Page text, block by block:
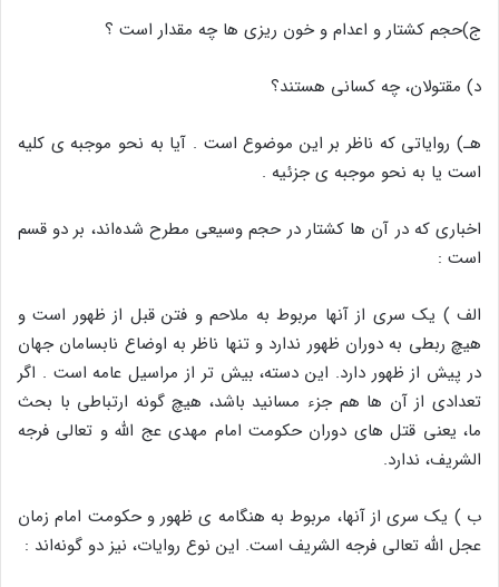
ج)حجم کشتار و اعدام و خون ریزی ها چه مقدار است ؟
د) مقتولان، چه کسانی هستند؟
هـ) روایاتی که ناظر بر این موضوع است . آیا به نحو موجبه ی کلیه
است یا به نحو موجبه ی جزئیه .
اخباری که در آن ها کشتار در حجم وسیعی مطرح شده‌اند، بر دو قسم
است :
الف ) یک سری از ‌آنها مربوط به ملاحم و فتن قبل از ظهور است و
هیچ ربطی به دوران ظهور ندارد و تنها ناظر به اوضاع نابسامان جهان
در پیش از ظهور دارد. این دسته‌، بیش تر از مراسیل عامه است . اگر
تعدادی از آن ها هم جزء مسانید باشد، هیچ گونه ارتباطی با بحث
ما، یعنی قتل های دوران حکومت امام مهدی عج الله و تعالی فرجه
الشریف، ندارد.
ب ) یک سری از آنها، مربوط به هنگامه ی ظهور و حکومت امام زمان
عجل الله تعالی فرجه الشریف است. این نوع روایات، نیز دو گونه‌اند :